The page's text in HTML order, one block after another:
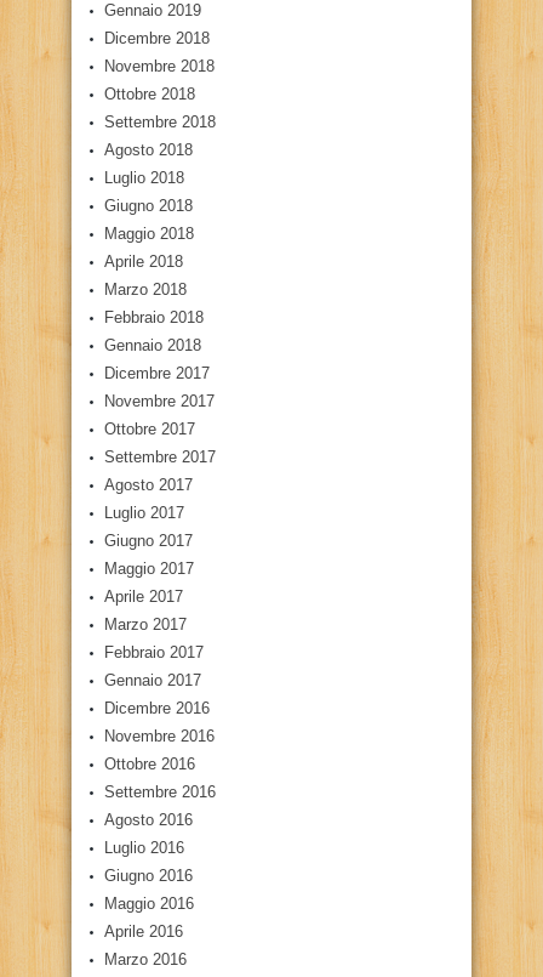
Gennaio 2019
Dicembre 2018
Novembre 2018
Ottobre 2018
Settembre 2018
Agosto 2018
Luglio 2018
Giugno 2018
Maggio 2018
Aprile 2018
Marzo 2018
Febbraio 2018
Gennaio 2018
Dicembre 2017
Novembre 2017
Ottobre 2017
Settembre 2017
Agosto 2017
Luglio 2017
Giugno 2017
Maggio 2017
Aprile 2017
Marzo 2017
Febbraio 2017
Gennaio 2017
Dicembre 2016
Novembre 2016
Ottobre 2016
Settembre 2016
Agosto 2016
Luglio 2016
Giugno 2016
Maggio 2016
Aprile 2016
Marzo 2016